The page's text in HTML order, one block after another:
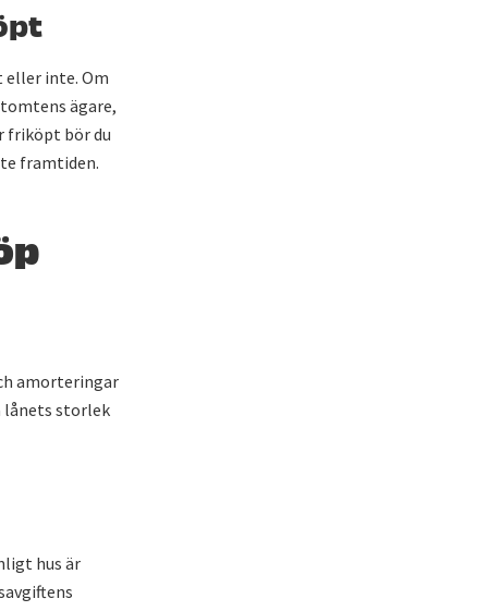
eller inte. Om
ägare,
friköpt bör du
framtiden.
amorteringar
lånets storlek
hus är